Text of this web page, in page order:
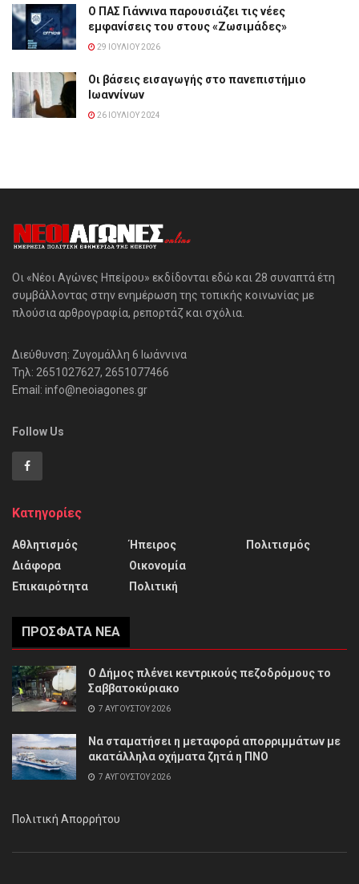
Ο ΠΑΣ Γιάννινα παρουσιάζει τις νέες
εμφανίσεις του στους «Ζωσιμάδες»
29 ΙΟΥΛΊΟΥ 2026
Οι βάσεις εισαγωγής στο πανεπιστήμιο
Ιωαννίνων
26 ΙΟΥΛΊΟΥ 2024
Οι «Νέοι Αγώνες Ηπείρου» εκδίδονται εδώ και 28 συναπτά έτη
συμβάλλοντας στην ενημέρωση της τοπικής κοινωνίας με
πλούσια αρθρογραφία, ρεπορτάζ και σχόλια.
Διεύθυνση: Ζυγομάλλη 6 Ιωάννινα
Τηλ: 2651027627, 2651077466
Email: info@neoiagones.gr
Follow Us
Κατηγορίες
Αθλητισμός
Διάφορα
Επικαιρότητα
Ήπειρος
Οικονομία
Πολιτική
Πολιτισμός
ΠΡΌΣΦΑΤΑ ΝΈΑ
Ο Δήμος πλένει κεντρικούς πεζοδρόμους το
Σαββατοκύριακο
7 ΑΥΓΟΎΣΤΟΥ 2026
Να σταματήσει η μεταφορά απορριμμάτων με
ακατάλληλα οχήματα ζητά η ΠΝΟ
7 ΑΥΓΟΎΣΤΟΥ 2026
Πολιτική Απορρήτου